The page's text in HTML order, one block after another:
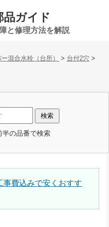
品ガイド
と修理方法を解説
混合水栓（台所） > 台付2穴 >
の品番で検索
事費込みで安くおすす